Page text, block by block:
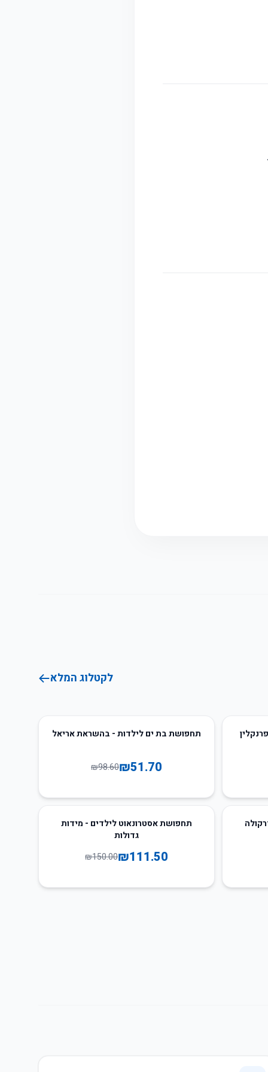
לקטלוג המלא
48%תחפושת בת ים לילדות - בהשראת אריאל
₪51.70
₪98.60
26תחפושת אסטרונאוט לילדים - מידות
גדולות
₪111.50
₪150.00